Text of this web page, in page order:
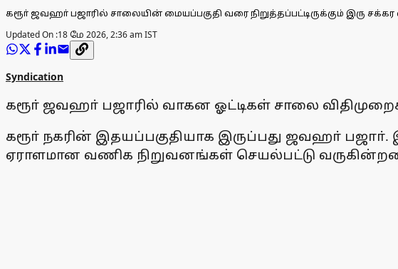
கரூா் ஜவஹா் பஜாரில் சாலையின் மையப்பகுதி வரை நிறுத்தப்பட்டிருக்கும் இரு
Updated On :18 மே 2026, 2:36 am IST
Syndication
கரூா் ஜவஹா் பஜாரில் வாகன ஓட்டிகள் சாலை
கரூா் நகரின் இதயப்பகுதியாக இருப்பது ஜவஹா்
ஏராளமான வணிக நிறுவனங்கள் செயல்பட்டு வருகின்றன.